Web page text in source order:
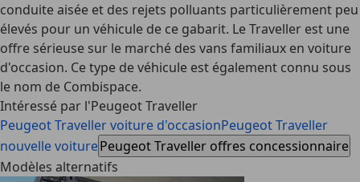
conduite aisée et des rejets polluants particulièrement peu
élevés pour un véhicule de ce gabarit. Le Traveller est une
offre sérieuse sur le marché des vans familiaux en voiture
d'occasion. Ce type de véhicule est également connu sous
le nom de Combispace.
Intéressé par l'Peugeot Traveller
Peugeot Traveller voiture d'occasionPeugeot Traveller
nouvelle voiturePeugeot Traveller offres concessionnaire
Modèles alternatifs